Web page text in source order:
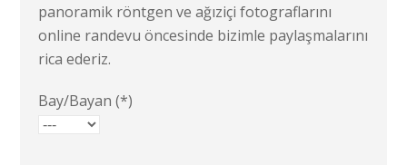
panoramik röntgen ve ağıziçi fotograflarını
online randevu öncesinde bizimle paylaşmalarını
rica ederiz.
Bay/Bayan (*)